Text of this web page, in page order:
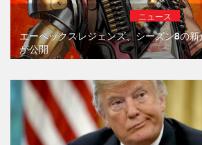
ニュース
エーペックスレジェンズ、シーズン8の
が公開